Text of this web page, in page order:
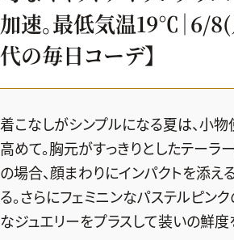
ファッション特集
メイク
50代ベストコスメ
更年期
ストレッチ・エクササイズ
ダイエット
50代健康のお悩み
車・家電
ゴルフ
旅行＆グルメ
カルチャー
50代のお悩み
エクラ 華組
チームJマダムメンバー一覧
チームJマダムランキング
チームJマダム特集
編集長コラム
あら、素敵☆ 手帖
占い
イヴルルド遙華の12星座占い
スペシャル占い
試し読み
エクラ通販
加速。最低気温19℃｜6/8(
代の毎日コーデ】
着こなしがシンプルになる夏は、小
高めて。胸元がすっきりとしたテーラ
の場合、顔まわりにインパクトを添え
る。さらにフェミニンなパステルピンク
なジュエリーをプラスして装いの鮮度